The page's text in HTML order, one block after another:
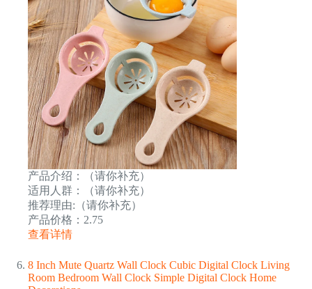
产品介绍：（请你补充）
适用人群：（请你补充）
推荐理由:（请你补充）
产品价格：2.75
查看详情
8 Inch Mute Quartz Wall Clock Cubic Digital Clock Living
Room Bedroom Wall Clock Simple Digital Clock Home